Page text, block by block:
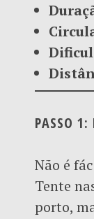
PASSO 1:
Não é
Tente
porto,